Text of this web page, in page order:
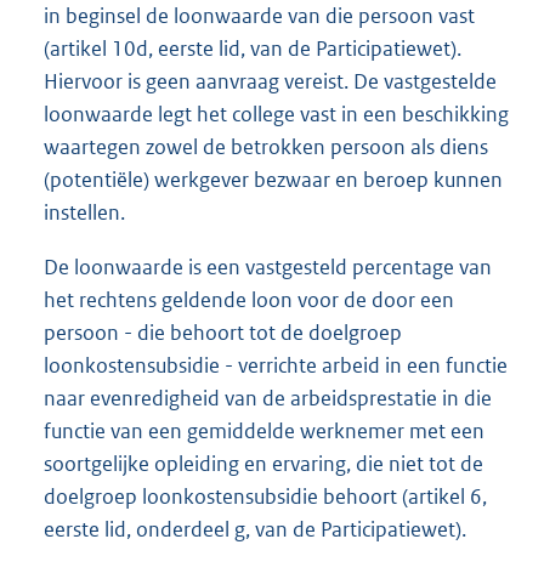
in beginsel de loonwaarde van die persoon vast
(artikel 10d, eerste lid, van de Participatiewet).
Hiervoor is geen aanvraag vereist. De vastgestelde
loonwaarde legt het college vast in een beschikking
waartegen zowel de betrokken persoon als diens
(potentiële) werkgever bezwaar en beroep kunnen
instellen.
De loonwaarde is een vastgesteld percentage van
het rechtens geldende loon voor de door een
persoon - die behoort tot de doelgroep
loonkostensubsidie - verrichte arbeid in een functie
naar evenredigheid van de arbeidsprestatie in die
functie van een gemiddelde werknemer met een
soortgelijke opleiding en ervaring, die niet tot de
doelgroep loonkostensubsidie behoort (artikel 6,
eerste lid, onderdeel g, van de Participatiewet).